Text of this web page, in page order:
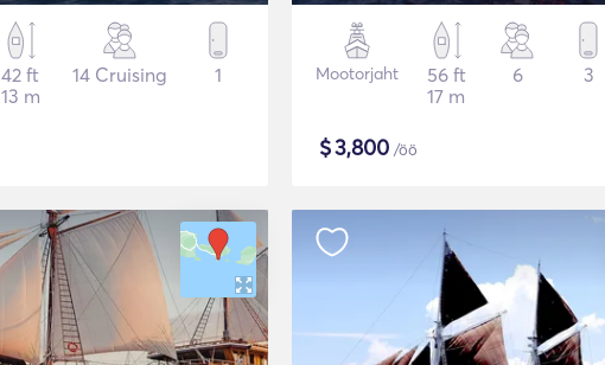
42 ft
13 m
14 Cruising 1 Mootorjaht
56 ft
17 m
6 3
$3,800 /öö